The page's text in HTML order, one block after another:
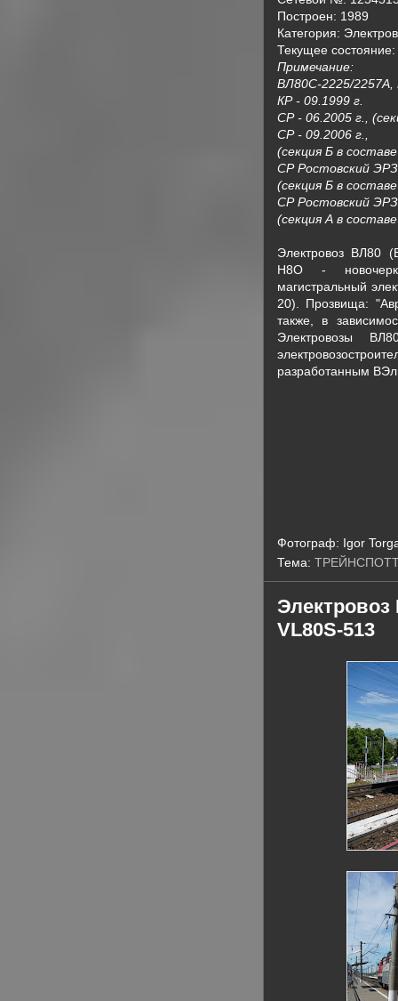
Построен: 1989
Категория:
Текущее
Примечание:
ВЛ80С-2225/
КР - 09.1999 г.
СР - 06.2005 г.,
СР - 09.2006 г.,
(секция Б в
СР Ростовский
(секция Б в
СР Ростовский
(секция А в
Электровоз ВЛ80
Н8О -
магистральный
20). Прозвища:
также, в
Электровозы
разработанным
Фотограф: Igor
Тема:
VL80S-513